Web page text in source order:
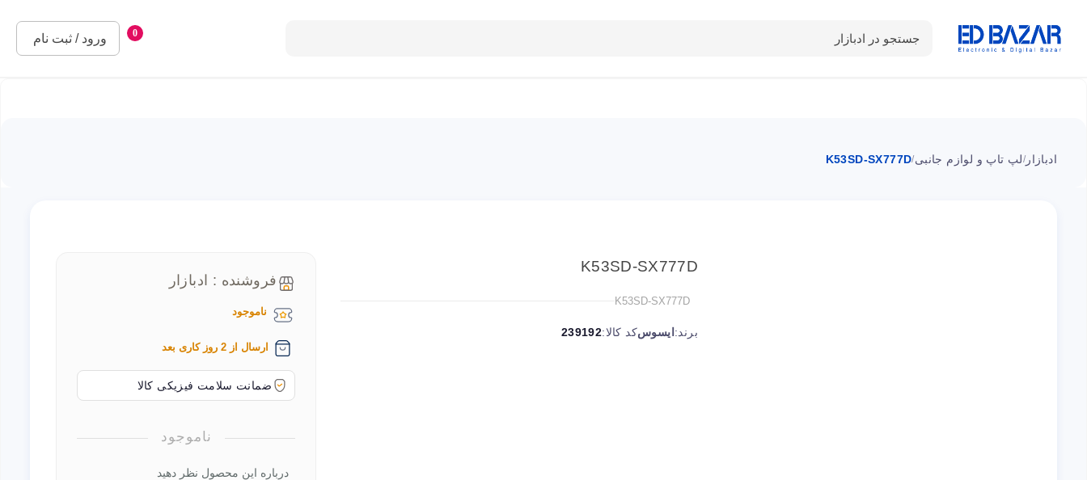
جستجو در ادبازار 0
ورود / ثبت نام
دسته بندی محصولات
ادبازار /لپ تاپ و لوازم جانبی/
K53SD-SX777D
K53SD-SX777D
K53SD-SX777D
برند: ایسوسکد کالا:239192
فروشنده : ادبازار
ناموجود
ارسال از 2 روز کاری بعد
ضمانت سلامت فیزیکی کالا
ناموجود
درباره این محصول نظر دهید